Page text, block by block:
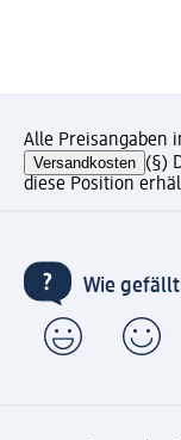
Alle Preisangaben
Versandkosten (§)
diese Position
Wie gefällt